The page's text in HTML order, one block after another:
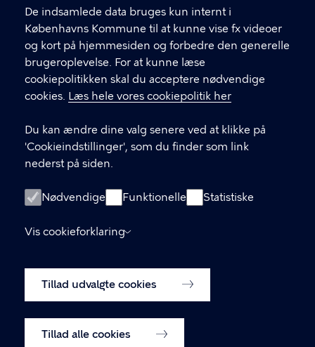
De indsamlede data bruges kun internt i
Københavns Kommune til at kunne vise fx videoer
og kort på hjemmesiden og forbedre den generelle
brugeroplevelse. For at kunne læse
cookiepolitikken skal du acceptere nødvendige
cookies. Læs hele vores cookiepolitik her
Du kan ændre dine valg senere ved at klikke på
'Cookieindstillinger', som du finder som link
nederst på siden.
Nødvendige Funktionelle Statistiske
Vis cookieforklaring
Tillad udvalgte cookies
Tillad alle cookies
fFind andre kontakter her
CVR-nummer64942212
GENVEJE
Digital Post
Databeskyttelse
Tilgængelighedserklæring
Om hjemmesiden
Cookiepolitik